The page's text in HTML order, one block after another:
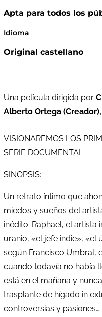
Apta para todos los
Idioma
Original castellano
Una película dirigida por
Alberto Ortega
VISIONAREMOS LOS
SERIE DOCUMENTAL.
SINOPSIS:
Un retrato íntimo que
miedos y sueños del
inédito. Raphael, el
uranio, «el jefe indie», «el
según Francisco Umbral,
cuando todavía no había
está en el mañana y
trasplante de hígado in
controversias y